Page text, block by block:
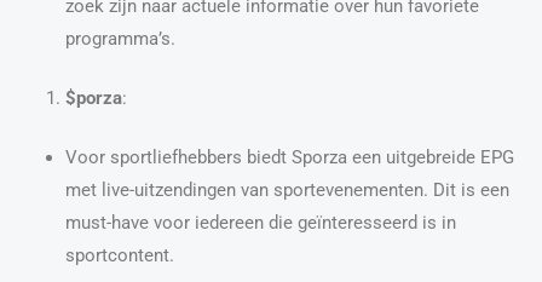
zoek zijn naar actuele informatie over hun favoriete
programma’s.
$porza:
Voor sportliefhebbers biedt Sporza een uitgebreide EPG
met live-uitzendingen van sportevenementen. Dit is een
must-have voor iedereen die geïnteresseerd is in
sportcontent.